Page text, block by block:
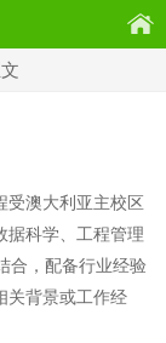
受澳大利亚主校区
据科学、工程管理
合，配备行业经验
关背景或工作经